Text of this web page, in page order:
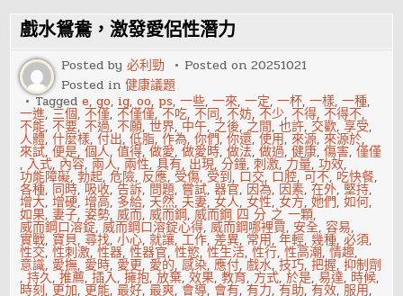
血
管
的
年
輕？
不
妨
試
試
換
血
食
物
戲水鴛鴦，激發愛侶性潛力
Posted by必利勁 Posted on20251021
Posted in健康議題
Taggede,go, ig,oo, ps,一些,一來,一定,一杯,一樣,一種,
一進,三個,不僅,不僅僅,不吃,不同,不妨,不少,不得,不得不,
不能,不要,不過,不願,世界, 中午, 之後, 之間,也許, 交歡,享受,
人體,什麼樣,付出,低脂,作為,你們,你還,使用,來源,來源於,
來試,便是,個人,值得,做愛,做愛時,做法,做過,健康,傷害,僅僅
, 入式, 內容, 兩人, 兩性,具有, 出現,分鐘,刺激, 力量,功效,
功能障礙,勃起,危險, 反應, 受傷, 受到, 口交, 口腔,可不, 吃快餐,
各種, 同時, 吸收,告訴, 問題, 嘗試,器官, 因為, 因素,在外,堅持,
增大,增硬,增高, 多給, 天然, 夫妻,女人,女性,女方,她們,如何,
如果,妻子,姿勢,威而,威而鋼,威而鋼 四 分 之 一顆,
威而鋼口溶錠,威而鋼口溶錠心得,威而鋼哪裡買, 安全,容易,
實戰, 寶貝,尋找,小心,就讓,工作,差異, 常用,年輕,幾種,必須,
性交,性刺激,性器,性器官,性慾,性生活,性行,性高潮,情趣,
意識, 愛撫, 愛時, 愛更, 愛的,感染,應付,戲水,技巧,把握,抑制劑
,持久,推薦,插入,擁抱,放棄,效果,教育, 方式,於是,易達, 時候,
時刻, 更加, 更能,最好,最爽, 會導, 會有,有力,有助,有效,服用,